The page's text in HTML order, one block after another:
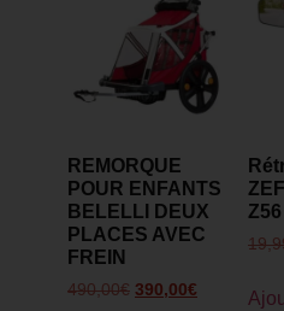
REMORQUE
POUR ENFANTS
BELELLI DEUX
PLACES AVEC
FREIN
490,00€ 390,00€
Z56